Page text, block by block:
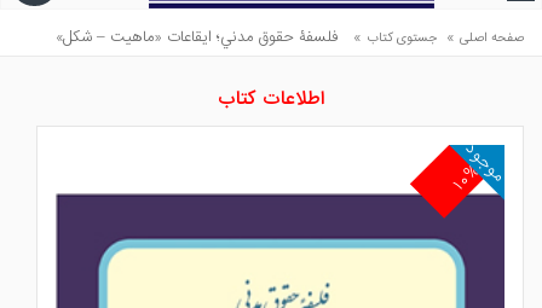
صفحه اصلی » جستوی کتاب » فلسفۀ حقوق مدني؛ ايقاعات «ماهيت – شكل»
اطلاعات کتاب
۱۰%
موجود